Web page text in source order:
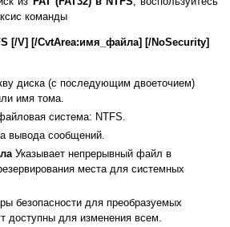
команды
[/V] [/CvtArea:имя_файла] [/NoSecurity]
диска (с последующим двоеточием)
имя тома.
система: NTFS.
вывода сообщений.
Указывает непрерывный файл в
места для системных
безопасности для преобразуемых
доступны для изменения всем.